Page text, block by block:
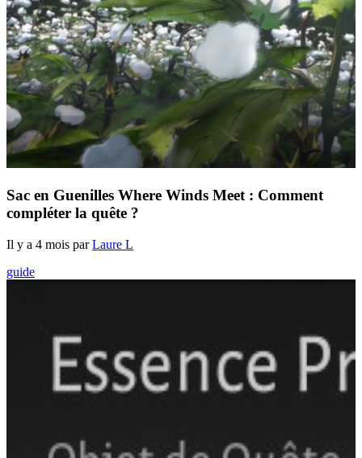
Sac en Guenilles Where Winds Meet : Comment
compléter la quête ?
Il y a 4 mois parLaure L
guide